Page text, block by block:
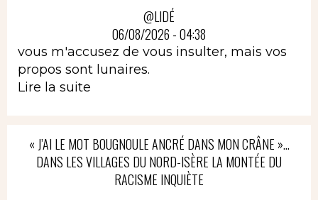
@LIDÉ
06/08/2026 - 04:38
vous m'accusez de vous insulter, mais vos
propos sont lunaires.
Lire la suite
« J’AI LE MOT BOUGNOULE ANCRÉ DANS MON CRÂNE »…
DANS LES VILLAGES DU NORD-ISÈRE LA MONTÉE DU
RACISME INQUIÈTE